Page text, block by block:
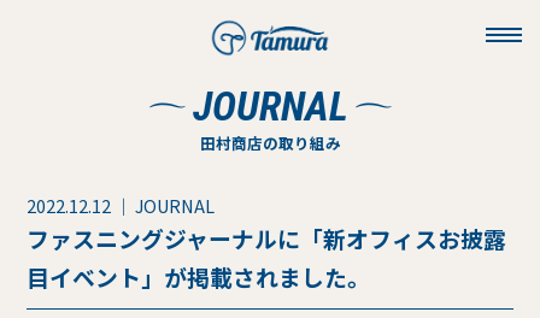
JOURNAL
田村商店の取り組み
2022.12.12 ｜ JOURNAL
ファスニングジャーナルに「新オフィスお披露
目イベント」が掲載されました。